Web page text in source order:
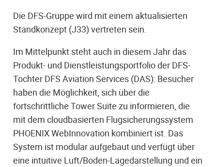
Die DFS-Gruppe wird mit einem aktualisierten
Standkonzept (J33) vertreten sein.
Im Mittelpunkt steht auch in diesem Jahr das
Produkt- und Dienstleistungsportfolio der DFS-
Tochter DFS Aviation Services (DAS): Besucher
haben die Möglichkeit, sich über die
fortschrittliche Tower Suite zu informieren, die
mit dem cloudbasierten Flugsicherungssystem
PHOENIX WebInnovation kombiniert ist. Das
System ist modular aufgebaut und verfügt über
eine intuitive Luft/Boden-Lagedarstellung und ein